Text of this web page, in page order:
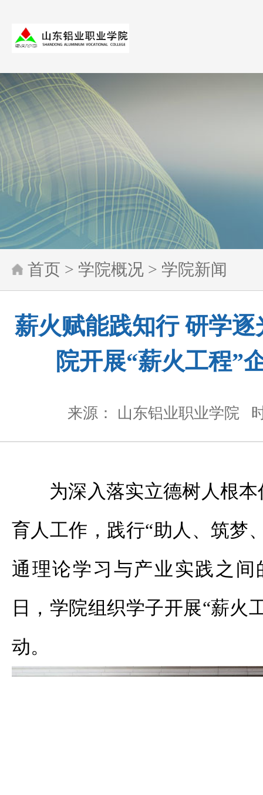
首页 > 学院概况 > 学院新闻
薪火赋能践知行 研学
院开展“薪火工程”
来源： 山东铝业职业学院
为深入落实立德树人根
育人工作，践行“助人、筑梦
通理论学习与产业实践之间
日，学院组织学子开展“薪火
动。